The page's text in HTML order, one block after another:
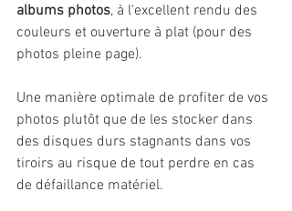
albums photos, à l'excellent rendu des
couleurs et ouverture à plat (pour des
photos pleine page).
Une manière optimale de profiter de vos
photos plutôt que de les stocker dans
des disques durs stagnants dans vos
tiroirs au risque de tout perdre en cas
de défaillance matériel.